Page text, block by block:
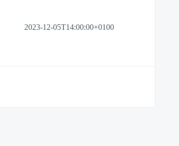
2023-12-05T14:00:00+0100